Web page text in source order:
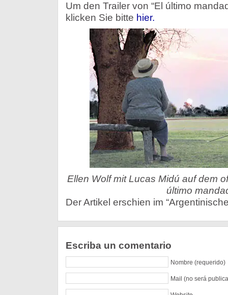
Um den Trailer von “El último
klicken Sie bitte hier.
Ellen Wolf mit Lucas Midú auf dem
último
Der Artikel erschien im
Escriba un comentario
Nombre (requerido)
Mail (no será